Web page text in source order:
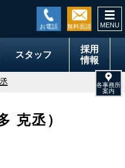
スタッフ
採用
情報
克丞）